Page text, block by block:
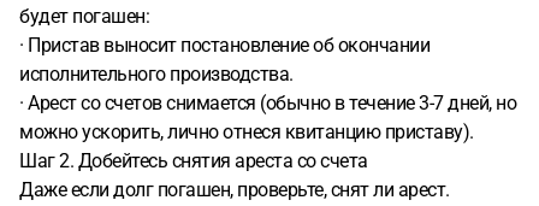
будет погашен:
· Пристав выносит постановление об окончании
исполнительного производства.
· Арест со счетов снимается (обычно в течение 3-7 дней, но
можно ускорить, лично отнеся квитанцию приставу).
Шаг 2. Добейтесь снятия ареста со счета
Даже если долг погашен, проверьте, снят ли арест.